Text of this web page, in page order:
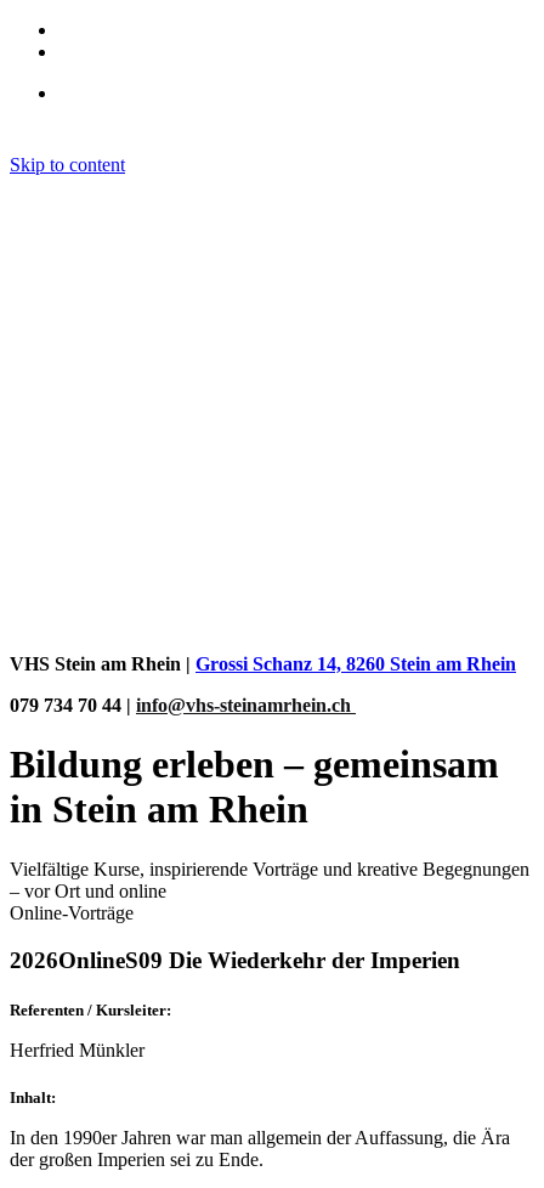
Skip to content
VHS Stein am Rhein | Grossi Schanz 14, 8260 Stein am Rhein
079 734 70 44 | info@vhs-steinamrhein.ch
Bildung erleben – gemeinsam
in Stein am Rhein
Vielfältige Kurse, inspirierende Vorträge und kreative Begegnungen
– vor Ort und online
Online-Vorträge
2026OnlineS09 Die Wiederkehr der Imperien
Referenten / Kursleiter:
Herfried Münkler
Inhalt:
In den 1990er Jahren war man allgemein der Auffassung, die Ära
der großen Imperien sei zu Ende.